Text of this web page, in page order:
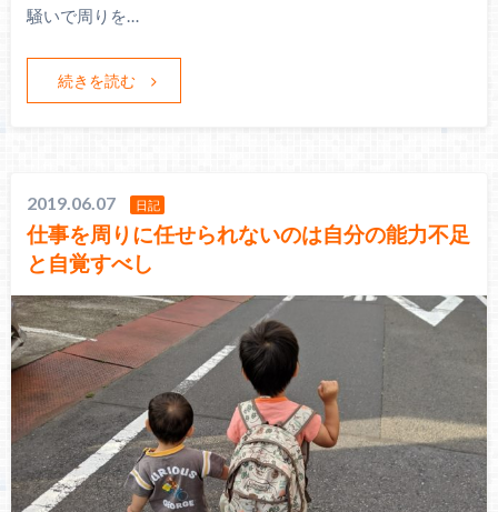
騒いで周りを…
続きを読む
2019.06.07 日記
仕事を周りに任せられないのは自分の能力不足
と自覚すべし